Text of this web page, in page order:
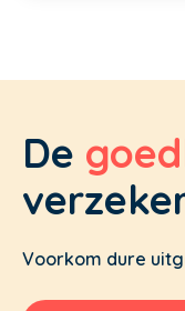
De
Voorkom dure